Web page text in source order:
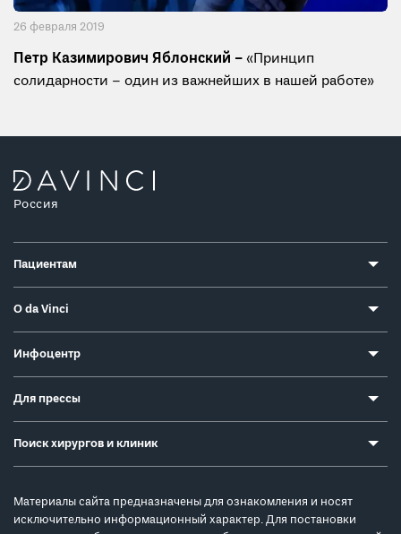
26 февраля 2019
Петр Казимирович Яблонский – «Принцип
солидарности – один из важнейших в нашей работе»
Россия
Пациентам
О da Vinci
Инфоцентр
Для прессы
Поиск хирургов и клиник
Материалы сайта предназначены для ознакомления и носят
исключительно информационный характер. Для постановки